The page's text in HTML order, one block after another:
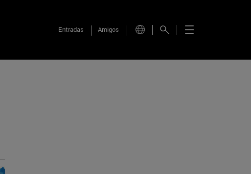
Entradas Amigos